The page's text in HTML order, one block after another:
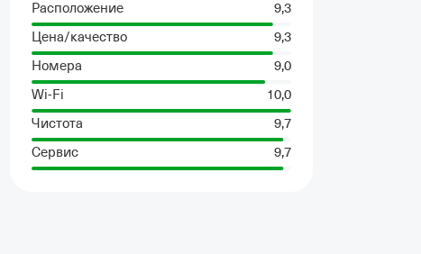
Расположение
9,3
Цена/качество
9,3
Номера
9,0
Wi-Fi
10,0
Чистота
9,7
Сервис
9,7